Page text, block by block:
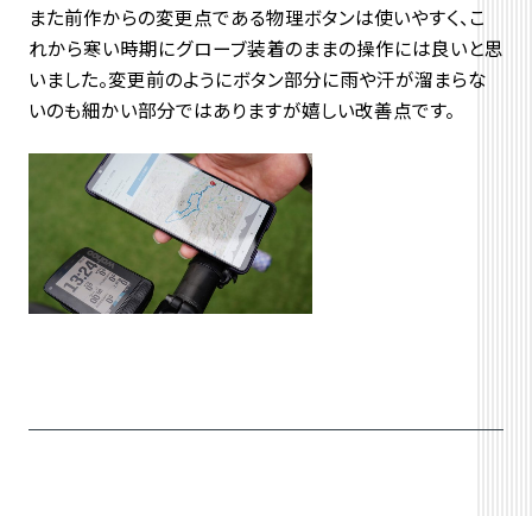
また前作からの変更点である物理ボタンは使いやすく、こ
れから寒い時期にグローブ装着のままの操作には良いと思
いました。変更前のようにボタン部分に雨や汗が溜まらな
いのも細かい部分ではありますが嬉しい改善点です。